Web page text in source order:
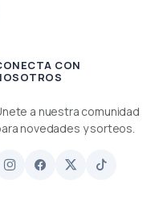
CON
a nuestra comunidad
novedades y sorteos.